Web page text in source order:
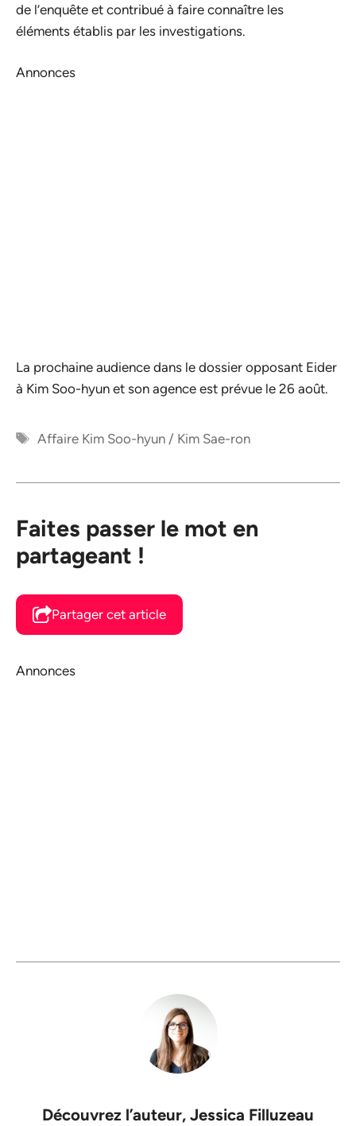
de l’enquête et contribué à faire connaître les
éléments établis par les investigations.
Annonces
La prochaine audience dans le dossier opposant Eider
à Kim Soo-hyun et son agence est prévue le 26 août.
Étiquettes
Affaire Kim Soo-hyun / Kim Sae-ron
Faites passer le mot en
partageant !
Partager cet article
Annonces
Découvrez l’auteur, Jessica Filluzeau